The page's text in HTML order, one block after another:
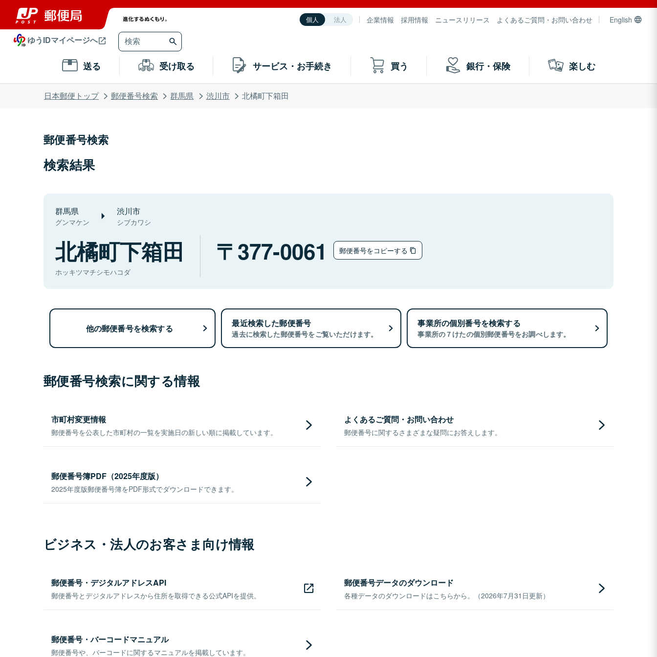
個人 法人 企業情報 採用情報 ニュースリリース よくあるご質問・お問い合わせ English
ゆうIDマイページへ
送る 受け取る サービス・お手続き 買う 銀行・保険 楽しむ
日本郵便トップ 郵便番号検索 群馬県 渋川市 北橘町下箱田
郵便番号検索
検索結果
群馬県
グンマケン
渋川市
シブカワシ
北橘町下箱田
ホッキツマチシモハコダ
377-0061 郵便番号をコピーする
他の郵便番号を検索する 最近検索した郵便番号
過去に検索した郵便番号をご覧いただけます。
事業所の個別番号を検索する
事業所の７けたの個別郵便番号をお調べします。
郵便番号検索に関する情報
市町村変更情報
郵便番号を公表した市町村の一覧を実施日の新しい順に掲載しています。
よくあるご質問・お問い合わせ
郵便番号に関するさまざまな疑問にお答えします。
郵便番号簿PDF（2025年度版）
2025年度版郵便番号簿をPDF形式でダウンロードできます。
ビジネス・法人のお客さま向け情報
郵便番号・デジタルアドレスAPI
郵便番号とデジタルアドレスから住所を取得できる公式APIを提供。
郵便番号データのダウンロード
各種データのダウンロードはこちらから。（2026年7月31日更新）
郵便番号・バーコードマニュアル
郵便番号や、バーコードに関するマニュアルを掲載しています。